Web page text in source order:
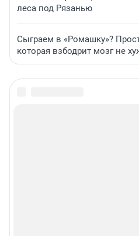
леса под Рязанью
Сыграем в «Ромашку»?
которая взбодрит мозг не